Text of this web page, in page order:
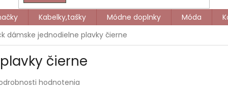
Kabelky,tašky Módne doplnky Móda
dámske jednodielne plavky čierne
čierne
hodnotenia